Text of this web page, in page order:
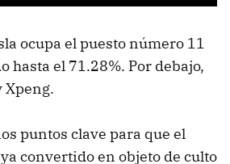
ocupa el puesto número 11
hasta el 71.28%. Por debajo,
Xpeng.
puntos clave para que el
convertido en objeto de culto